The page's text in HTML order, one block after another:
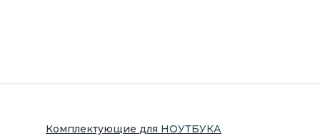
Комплектующие для НОУТБУКА